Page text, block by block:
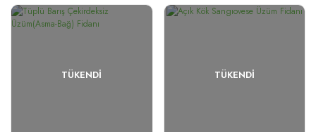
TÜKENDI TÜKENDI